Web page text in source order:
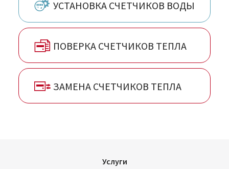
УСТАНОВКА СЧЕТЧИКОВ ВОДЫ
ПОВЕРКА СЧЕТЧИКОВ ТЕПЛА
ЗАМЕНА СЧЕТЧИКОВ ТЕПЛА
Услуги